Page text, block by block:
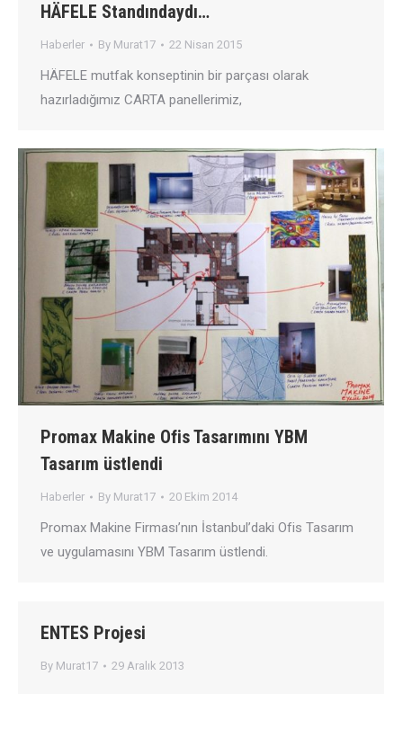
HÄFELE Standındaydı…
Haberler By Murat17 22 Nisan 2015
HÄFELE mutfak konseptinin bir parçası olarak
hazırladığımız CARTA panellerimiz,
Promax Makine Ofis Tasarımını YBM
Tasarım üstlendi
Haberler By Murat17 20 Ekim 2014
Promax Makine Firması’nın İstanbul’daki Ofis Tasarım
ve uygulamasını YBM Tasarım üstlendi.
ENTES Projesi
By Murat17 29 Aralık 2013